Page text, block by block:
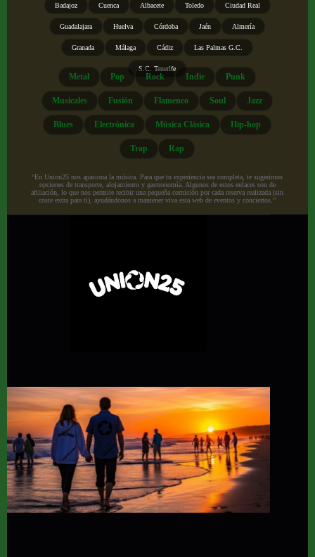
Badajoz Cuenca Albacete Toledo Ciudad Real
Guadalajara Huelva Córdoba Jaén Almería
Granada Málaga Cádiz Las Palmas G.C.
S.C. Tenerife
Metal Pop Rock Indie Punk
Musicales Fusión Flamenco Soul Jazz
Blues Electrónica Música Clásica Hip-hop
Trap Rap
“En Union25 nos apasiona la música. Para que tu experiencia sea completa, te sugerimos
opciones de transporte, alojamiento y gastronomía. Algunos de estos enlaces son de
afiliación, lo que nos permite recibir una pequeña comisión por cada reserva realizada (sin
coste extra para ti), ayudándonos a mantener viva esta web de eventos y conciertos.”